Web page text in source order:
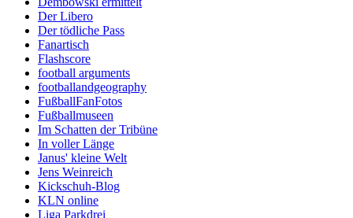
Der Libero
Der tödliche Pass
Fanartisch
Flashscore
football arguments
footballandgeography
FußballFanFotos
Fußballmuseen
Im Schatten der Tribüne
In voller Länge
Janus' kleine Welt
Jens Weinreich
Kickschuh-Blog
KLN online
Liga Parkdrei